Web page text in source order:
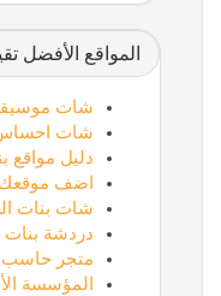
المواقع الأفضل
شات
شات
دليل مواقع
اضف موقعك
شات بنات
دردشة
متجر حاسب
المؤسسة